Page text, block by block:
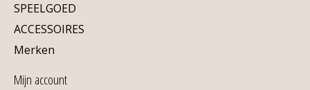
SPEELGOED
ACCESSOIRES
Merken
Mijn account